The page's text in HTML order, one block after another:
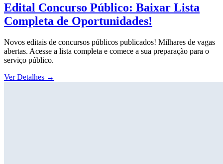
Edital Concurso Público: Baixar Lista
Completa de Oportunidades!
Novos editais de concursos públicos publicados! Milhares de vagas
abertas. Acesse a lista completa e comece a sua preparação para o
serviço público.
Ver Detalhes →